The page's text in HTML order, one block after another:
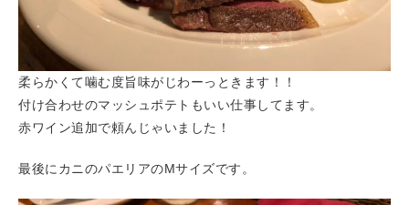
柔らかくて噛む度旨味がじわーっときます！！
付け合わせのマッシュポテトもいい仕事してます。
赤ワイン追加で頼んじゃいました！
最後にカニのパエリアのMサイズです。